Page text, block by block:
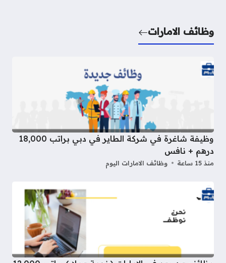
وظائف الامارات
وظيفة شاغرة في شركة الطاير في دبي براتب 18,000
درهم + نافس
منذ 15 ساعة وظائف الامارات اليوم